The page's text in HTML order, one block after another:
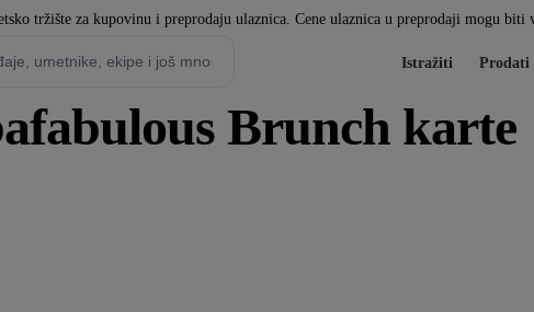
tržište za kupovinu i preprodaju ulaznica. Cene ulaznica u preprodaji mogu
Istražiti Prodati
Brunch karte